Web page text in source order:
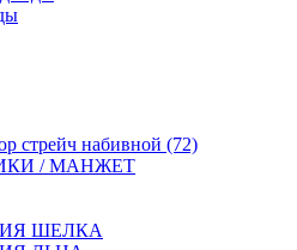
стрейч набивной (72)
/ МАНЖЕТ
ШЕЛКА